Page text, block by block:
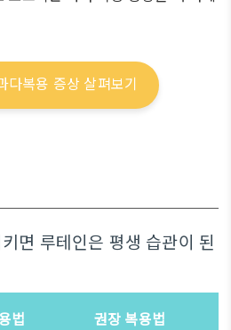
다복용 증상 살펴보기
면 루테인은 평생 습관이 된
법 권장 복용법